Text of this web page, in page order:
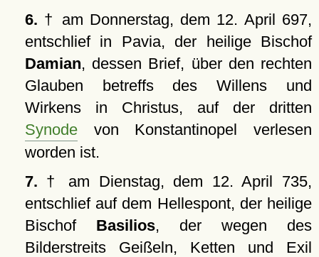
6. † am Donnerstag, dem 12. April 697,
entschlief in Pavia, der heilige Bischof
Damian, dessen Brief, über den rechten
Glauben betreffs des Willens und
Wirkens in Christus, auf der dritten
Synodevon Konstantinopel verlesen
worden ist.
7. † am Dienstag, dem 12. April 735,
entschlief auf dem Hellespont, der heilige
Bischof Basilios, der wegen des
Bilderstreits Geißeln, Ketten und Exil